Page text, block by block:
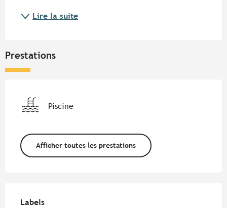
Lire la suite
Prestations
Piscine
Afficher toutes les prestations
Labels
Labels